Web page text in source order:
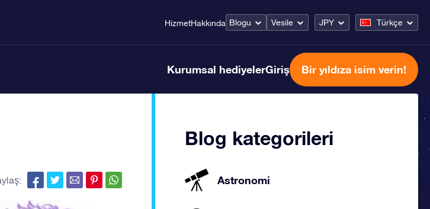
HizmetHakkında Blogu Vesile JPY Türkçe
Kurumsal hediyelerGiriş Bir yıldıza isim verin!
Blog kategorileri
Astronomi